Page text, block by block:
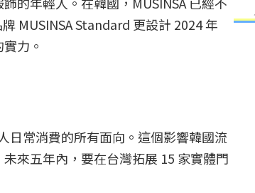
MUSINSA Standard 更設計 2024 年
力。
日常消費的所有面向。這個影響韓國流
來五年內，要在台灣拓展 15 家實體門